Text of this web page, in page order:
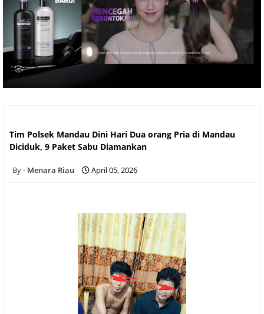
Tim Polsek Mandau Dini Hari Dua orang Pria di Mandau
Diciduk, 9 Paket Sabu Diamankan
Menara Riau April 05, 2026